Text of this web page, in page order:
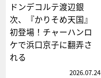
ドンデコルテ渡辺銀
次、『かりそめ天国』
初登場！チャーハンロ
ケで浜口京子に翻弄さ
れる
2026.07.24